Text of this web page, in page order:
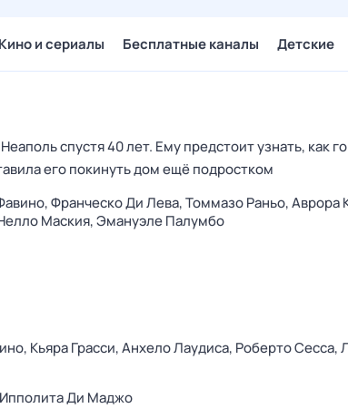
Кино и сериалы Бесплатные каналы Детские
спустя 40 лет. Ему предстоит узнать, как
его покинуть дом ещё подростком
Франческо Ди Лева,Томмазо Раньо,Аврора
Маския,Эмануэле Палумбо
Кьяра Грасси,Анхело Лаудиса, Роберто Сесса,
Ипполита Ди Маджо